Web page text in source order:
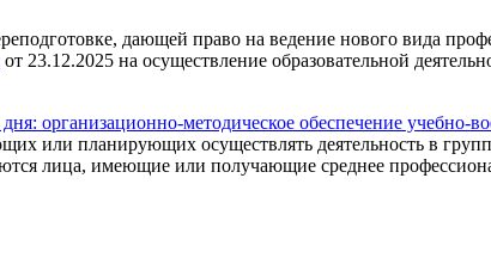
дающей право на ведение нового вида
от 23.12.2025 на осуществление образовательной
организационно-методическое обеспечение учебно-
или планирующих осуществлять деятельность в
лица, имеющие или получающие среднее